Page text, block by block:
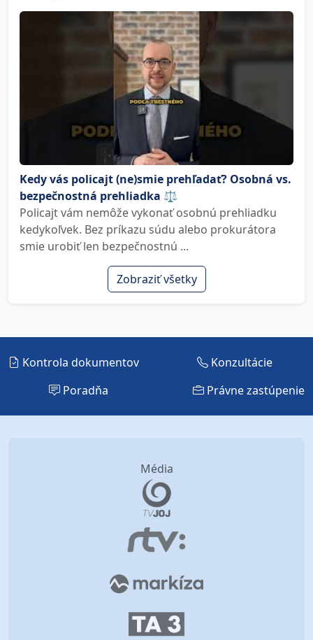
Kedy vás policajt (ne)smie prehľadať? Osobná vs.
bezpečnostná prehliadka ⚖️
Policajt vám nemôže vykonať osobnú prehliadku
kedykoľvek. Bez príkazu súdu alebo prokurátora
smie urobiť len bezpečnostnú ...
Zobraziť všetky
Kontrola dokumentov
Konzultácie
Poradňa
Právne zastúpenie
Média